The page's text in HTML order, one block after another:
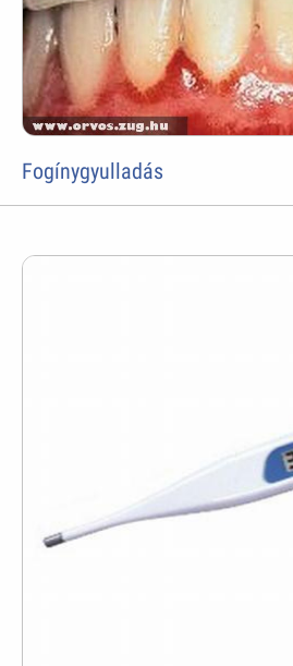
Fogínygyulladás